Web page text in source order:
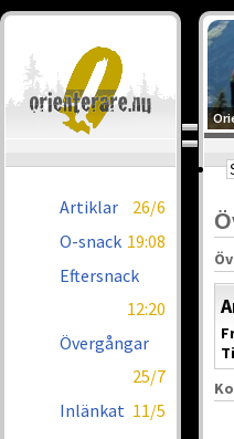
Artiklar
26/6
O-snack 19:08
Eftersnack
12:20
Övergångar
25/7
Inlänkat 11/5